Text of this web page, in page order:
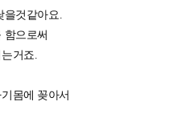
을것같아요.
함으로써
거죠.
몸에 꽂아서